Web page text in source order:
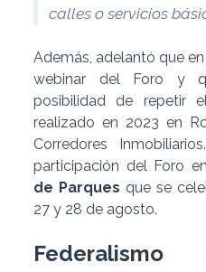
calles o servicios
Además, adelantó que
webinar del Foro y
posibilidad de repetir
realizado en 2023 en
Corredores
participación del Foro
de Parques que se
27 y 28 de agosto.